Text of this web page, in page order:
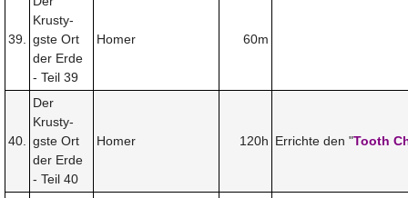
39.
Krusty-
gste Ort
der Erde
- Teil 39
Homer 60m
40.
Der
Krusty-
gste Ort
der Erde
- Teil 40
Homer 120h Errichte den "Tooth